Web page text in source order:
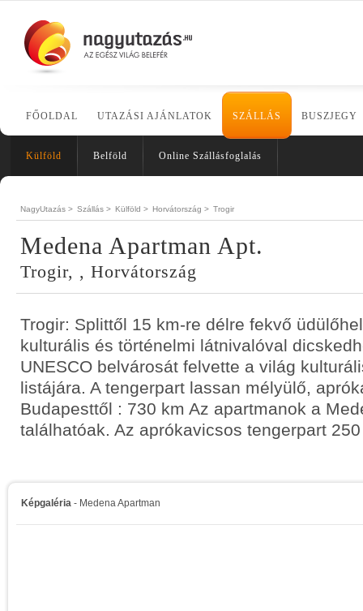
FŐOLDAL UTAZÁSI AJÁNLATOK SZÁLLÁS BUSZJEGY
Külföld Belföld Online Szállásfoglalás
NagyUtazás > Szállás > Külföld > Horvátország > Trogir
Medena Apartman Apt.
Trogir, , Horvátország
Trogir: Splittől 15 km-re délre fekvő
kulturális és történelmi látnivalóval
UNESCO belvárosát felvette a világ
listájára. A tengerpart lassan mélyülő,
Budapesttől : 730 km Az apartmanok a
találhatóak. Az aprókavicsos tengerpart
Képgaléria - Medena Apartman